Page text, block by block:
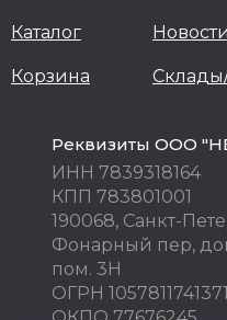
Каталог
Корзина
Новости
Реквизиты ООО
ИНН 7839318164
КПП 783801001
190068, Санкт-
Фонарный пер,
пом. 3Н
ОГРН 1057811741371